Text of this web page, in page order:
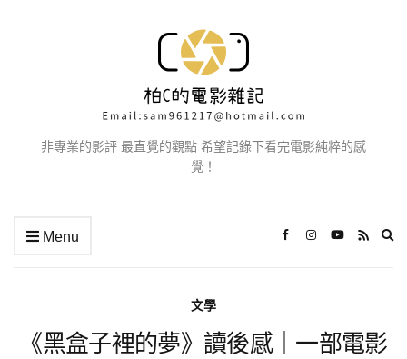
非專業的影評 最直覺的觀點 希望記錄下看完電影純粹的感
覺！
Menu
文學
《黑盒子裡的夢》讀後感｜一部電影